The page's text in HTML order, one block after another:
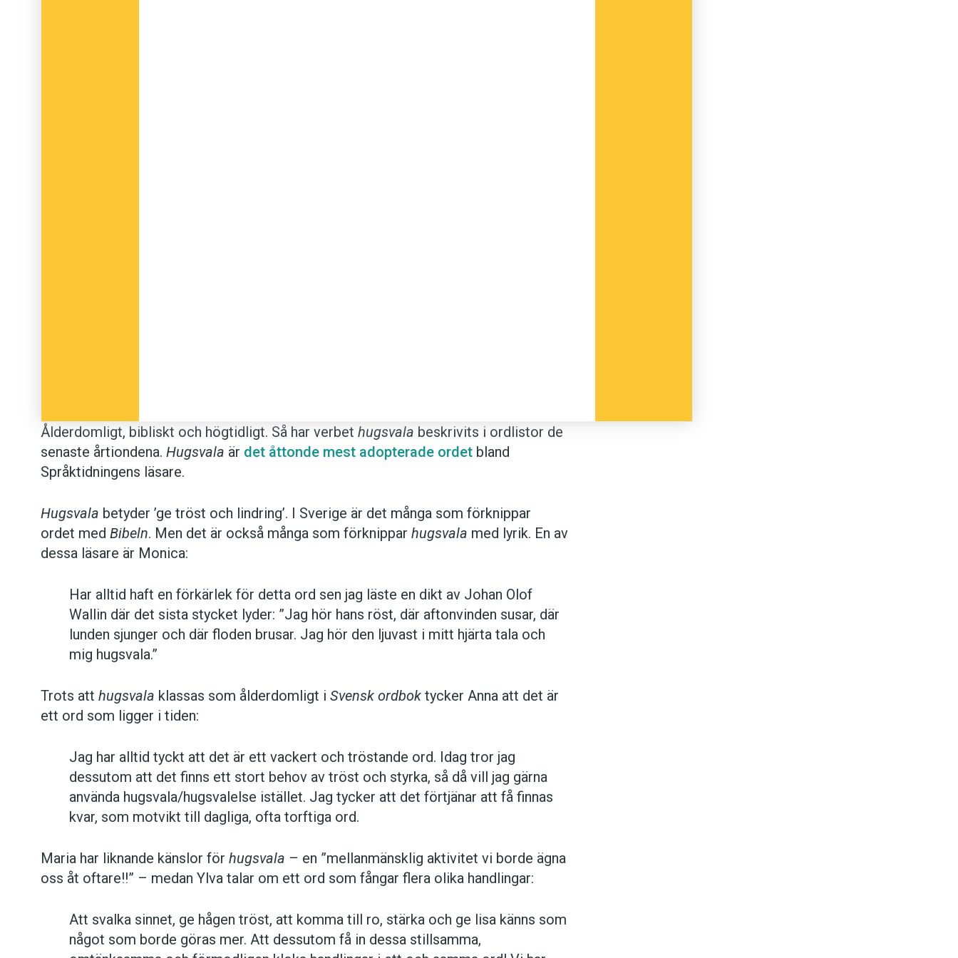
Ålderdomligt, bibliskt och högtidligt. Så har verbet hugsvala beskrivits i ordlistor de
senaste årtiondena. Hugsvala är det åttonde mest adopterade ordet bland
Språktidningens läsare.
Hugsvala betyder ’ge tröst och lindring’. I Sverige är det många som förknippar
ordet med Bibeln. Men det är också många som förknippar hugsvala med lyrik. En av
dessa läsare är Monica:
Har alltid haft en förkärlek för detta ord sen jag läste en dikt av Johan Olof
Wallin där det sista stycket lyder: ”Jag hör hans röst, där aftonvinden susar, där
lunden sjunger och där floden brusar. Jag hör den ljuvast i mitt hjärta tala och
mig hugsvala.”
Trots att hugsvala klassas som ålderdomligt i Svensk ordbok tycker Anna att det är
ett ord som ligger i tiden:
Jag har alltid tyckt att det är ett vackert och tröstande ord. Idag tror jag
dessutom att det finns ett stort behov av tröst och styrka, så då vill jag gärna
använda hugsvala/hugsvalelse istället. Jag tycker att det förtjänar att få finnas
kvar, som motvikt till dagliga, ofta torftiga ord.
Maria har liknande känslor för hugsvala – en ”mellanmänsklig aktivitet vi borde ägna
oss åt oftare!!” – medan Ylva talar om ett ord som fångar flera olika handlingar:
Att svalka sinnet, ge hågen tröst, att komma till ro, stärka och ge lisa känns som
något som borde göras mer. Att dessutom få in dessa stillsamma,